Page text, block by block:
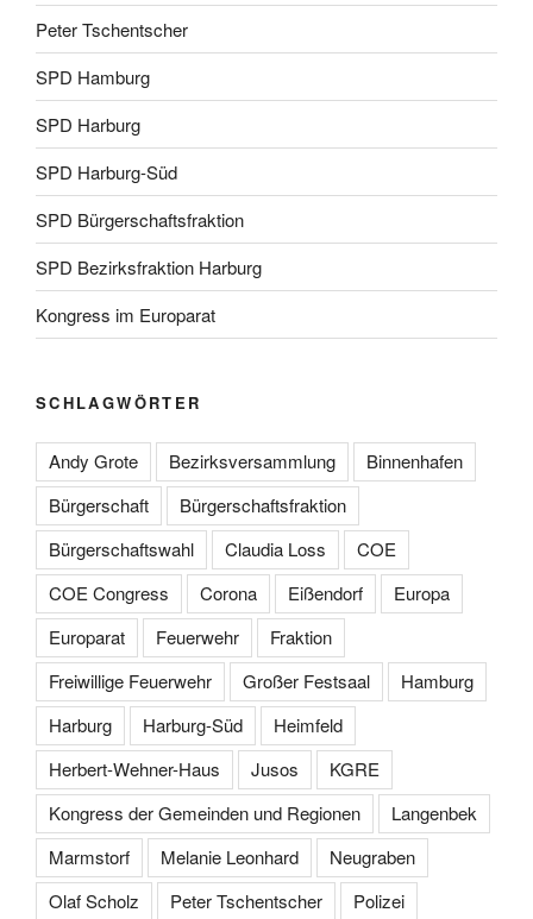
Peter Tschentscher
SPD Hamburg
SPD Harburg
SPD Harburg-Süd
SPD Bürgerschaftsfraktion
SPD Bezirksfraktion Harburg
Kongress im Europarat
SCHLAGWÖRTER
Andy Grote Bezirksversammlung
Binnenhafen
Bürgerschaft
Bürgerschaftsfraktion
Bürgerschaftswahl
Claudia Loss
COE
COE Congress
Corona Eißendorf
Europa
Europarat
Feuerwehr
Fraktion
Freiwillige Feuerwehr
Großer Festsaal
Hamburg
Harburg
Harburg-Süd
Heimfeld
Herbert-Wehner-Haus
Jusos
KGRE
Kongress der Gemeinden und Regionen
Langenbek
Marmstorf
Melanie Leonhard
Neugraben
Olaf Scholz
Peter Tschentscher
Polizei